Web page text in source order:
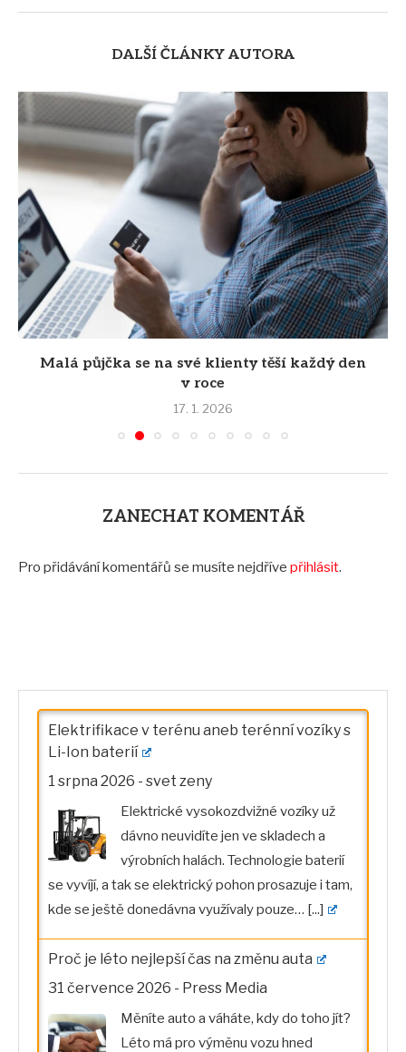
DALŠÍ ČLÁNKY AUTORA
Malá půjčka se na své klienty těší každý den
v roce
17. 1. 2026
ZANECHAT KOMENTÁŘ
Pro přidávání komentářů se musíte nejdříve přihlásit.
Elektrifikace v terénu aneb terénní vozíky s
Li-Ion baterií
1 srpna 2026 - svet zeny
Elektrické vysokozdvižné vozíky už
dávno neuvidíte jen ve skladech a
výrobních halách. Technologie baterií
se vyvíjí, a tak se elektrický pohon prosazuje i tam,
kde se ještě donedávna využívaly pouze… [...]
Proč je léto nejlepší čas na změnu auta
31 července 2026 - Press Media
Měníte auto a váháte, kdy do toho jít?
Léto má pro výměnu vozu hned